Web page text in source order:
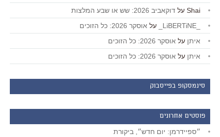
Shai על דוקאביב 2026: שש או שבע המלצות
על אוסקר 2026: כל הזוכים
איתן על אוסקר 2026: כל הזוכים
איתן על אוסקר 2026: כל הזוכים
סינמסקופ בפייסבוק
פוסטים אחרונים
״ספיידרמן: יום חדש״, ביקורת